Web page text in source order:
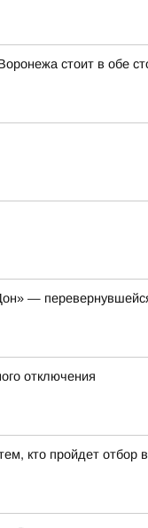
стоит в обе
—
отключения
кто пройдет